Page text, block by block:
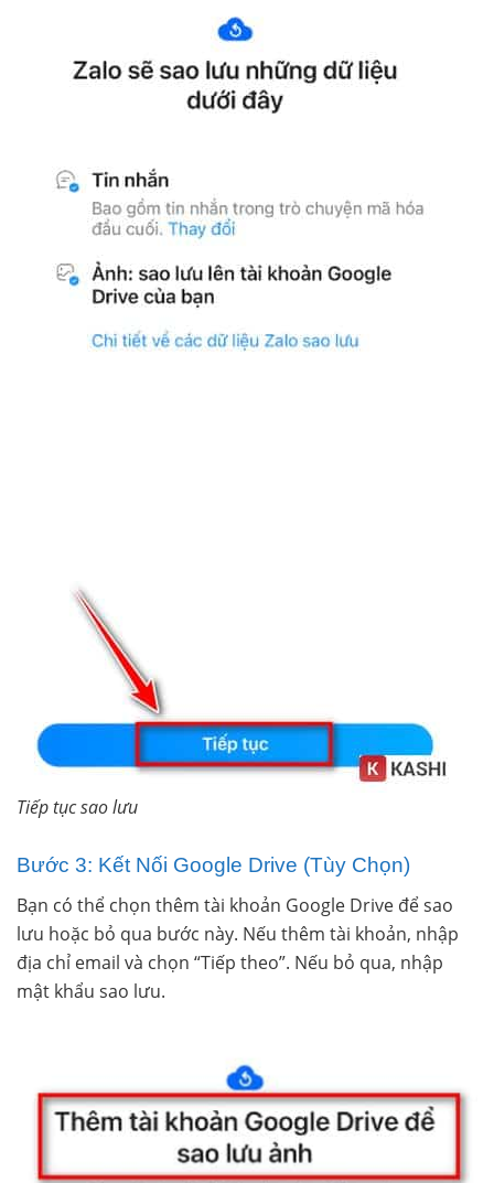
Tiếp tục sao lưu
Bước 3: Kết Nối Google Drive (Tùy Chọn)
Bạn có thể chọn thêm tài khoản Google Drive để sao
lưu hoặc bỏ qua bước này. Nếu thêm tài khoản, nhập
địa chỉ email và chọn “Tiếp theo”. Nếu bỏ qua, nhập
mật khẩu sao lưu.